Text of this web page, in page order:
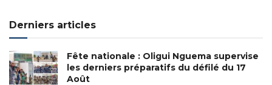
Derniers articles
Fête nationale : Oligui Nguema supervise
les derniers préparatifs du défilé du 17
Août